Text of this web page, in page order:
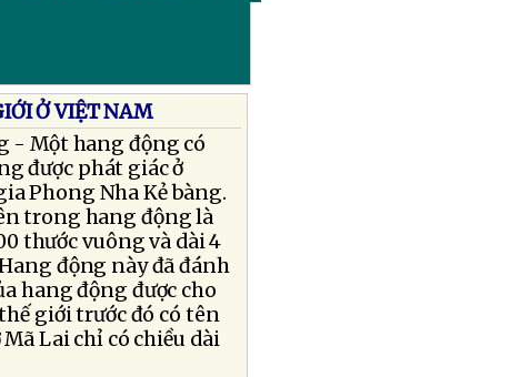
Ở VIỆT NAM
- Một hang động có
được phát giác ở
Phong Nha Kẻ bàng.
trong hang động là
thước vuông và dài 4
động này đã đánh
hang động được cho
giới trước đó có tên
Mã Lai chỉ có chiều dài